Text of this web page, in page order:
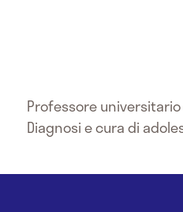
Professore
Diagnosi e cura di